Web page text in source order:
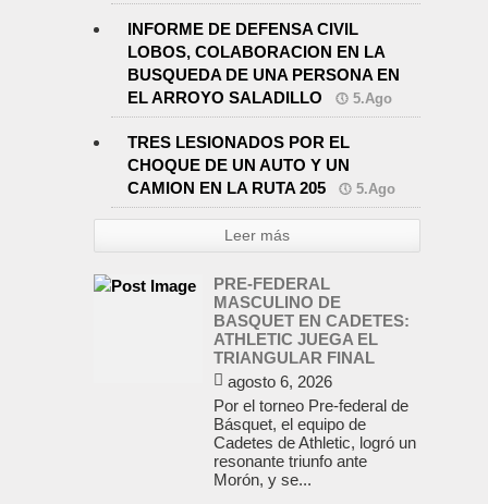
INFORME DE DEFENSA CIVIL
LOBOS, COLABORACION EN LA
BUSQUEDA DE UNA PERSONA EN
EL ARROYO SALADILLO
5.Ago
TRES LESIONADOS POR EL
CHOQUE DE UN AUTO Y UN
CAMION EN LA RUTA 205
5.Ago
Leer más
PRE-FEDERAL
MASCULINO DE
BASQUET EN CADETES:
ATHLETIC JUEGA EL
TRIANGULAR FINAL
agosto 6, 2026
Por el torneo Pre-federal de
Básquet, el equipo de
Cadetes de Athletic, logró un
resonante triunfo ante
Morón, y se...